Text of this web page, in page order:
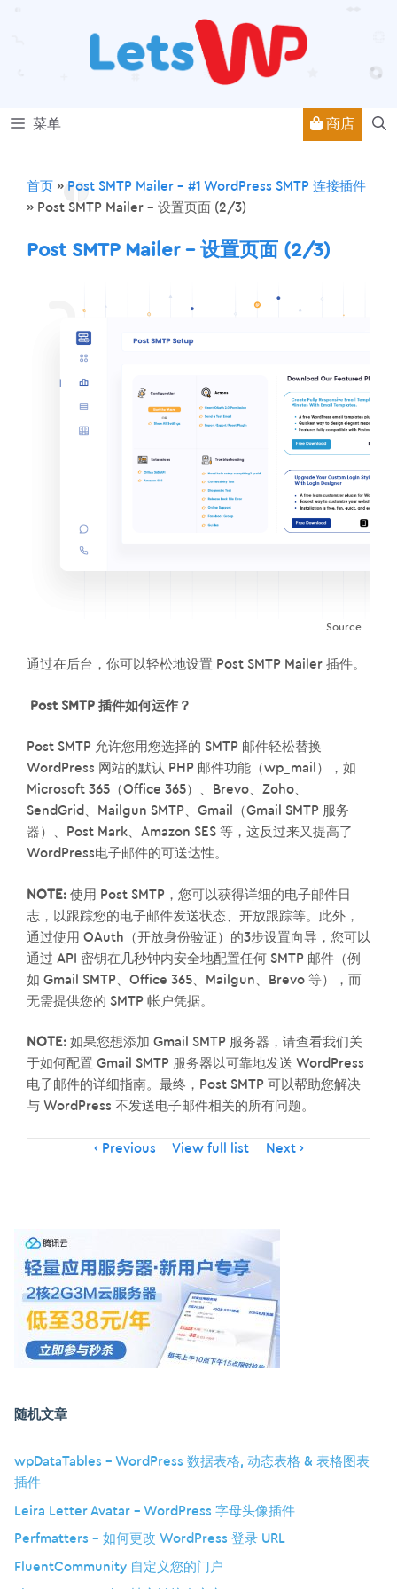
菜单 商店
首页 » Post SMTP Mailer – #1 WordPress SMTP 连接插件
» Post SMTP Mailer – 设置页面 (2/3)
Post SMTP Mailer – 设置页面 (2/3)
Source
通过在后台，你可以轻松地设置 Post SMTP Mailer 插件。
Post SMTP 插件如何运作？
Post SMTP 允许您用您选择的 SMTP 邮件轻松替换
WordPress 网站的默认 PHP 邮件功能（wp_mail），如
Microsoft 365（Office 365）、Brevo、Zoho、
SendGrid、Mailgun SMTP、Gmail（Gmail SMTP 服务
器）、Post Mark、Amazon SES 等，这反过来又提高了
WordPress电子邮件的可送达性。
NOTE: 使用 Post SMTP，您可以获得详细的电子邮件日
志，以跟踪您的电子邮件发送状态、开放跟踪等。此外，
通过使用 OAuth（开放身份验证）的3步设置向导，您可以
通过 API 密钥在几秒钟内安全地配置任何 SMTP 邮件（例
如 Gmail SMTP、Office 365、Mailgun、Brevo 等），而
无需提供您的 SMTP 帐户凭据。
NOTE: 如果您想添加 Gmail SMTP 服务器，请查看我们关
于如何配置 Gmail SMTP 服务器以可靠地发送 WordPress
电子邮件的详细指南。最终，Post SMTP 可以帮助您解决
与 WordPress 不发送电子邮件相关的所有问题。
Previous View full list Next
随机文章
wpDataTables – WordPress 数据表格, 动态表格 & 表格图表
插件
Leira Letter Avatar – WordPress 字母头像插件
Perfmatters – 如何更改 WordPress 登录 URL
FluentCommunity 自定义您的门户